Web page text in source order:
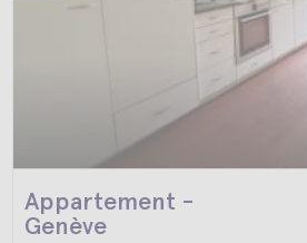
Appartement -
Genève